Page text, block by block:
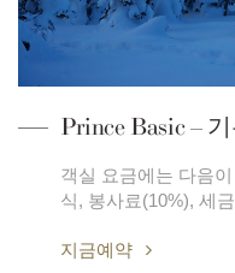
Prince Basic –
객실 요금에는 다음
식, 봉사료(10%), 세
지금예약